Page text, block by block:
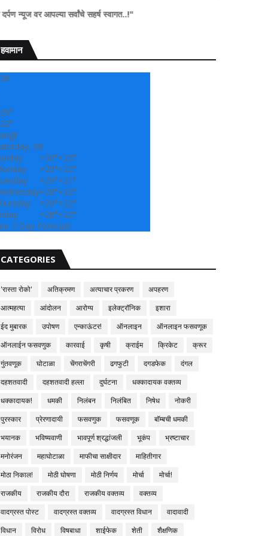
सर्वांचे सहर्ष स्वागत..!"
हवामान
28
29°
22°
08
+30°+23°
+29°+22°
+29°+21°
+28°+22°
+29°+22°
+28°+22°
7-Day Forecast
CATEGORIES
'रास्ता रोको' अतिक्रमण अत्याचार प्रकरण
अपहरण
आत्महत्या
आंदोलन आरोग्य इलेक्ट्रॉनिक
इशारा
ईद मुबारक
उपोषण एन्काऊंटर! ऑनलाइन
ऑनलाइन फसवणूक
ऑनलाईन फसवणुक
कारवाई कृषी क्राईम क्रिकेट
क्रूर
गुंतवणूक
घोटाळा चेंगराचेंगरी ढगफुटी दगडफेक
दंगल
दहशतवादी
दहशतवादी हल्ला दुर्घटना
धक्कादायक वक्तव्य
धक्कादायक!
धमकी निलंबन निलंबित निषेध
नोकरी
पुरस्कार
प्रेरणादायी फसवणुक फसवणूक
बॉम्बची धमकी
भयानक
भविष्यवाणी भावपूर्ण श्रद्धांजली भूकंप
भ्रष्टाचार
मनोरंजन
महाघोटाळा माफीचा साक्षीदार
माहितीगार
मोठा निकाल!
मोठी घोषणा मोठी निर्णय मोर्चा
मोर्चा!
राजकीय
राजकीय दौरा राजकीय वक्तव्य
वक्तव्य
वादग्रस्त पोस्ट
वादग्रस्त वक्तव्य वादग्रस्त विधान
वादावादी
विधान
विरोध विषबाधा शाईफेक शेती
शैक्षणिक